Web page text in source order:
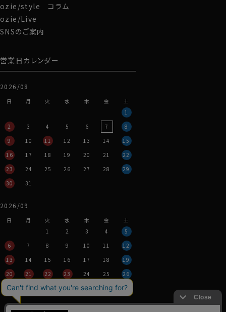
ozie/style コラム
ozie/Live
SNSのご案内
営業日カレンダー
2026/08
日 月 火 水 木 金
土
1
2
3 4 5 6 7
8
9
10 11 12 13 14
15
16
17 18 19 20 21
22
23
24 25 26 27 28
29
30
31
2026/09
日 月 火 水 木 金
土
1
2 3 4
5
6
7 8 9 10 11
12
13
14 15 16 17 18
19
20
21 22 23 24 25
26
27
28 29 30
営業時間：平日11時～17時